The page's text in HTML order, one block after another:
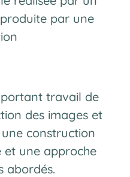
par une
travail de
des images et
construction
et une approche
abordés.